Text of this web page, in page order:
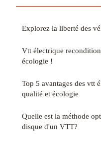
Explorez la liberté des
Vtt électrique
écologie !
Top 5 avantages des vtt
qualité et écologie
Quelle est la méthode
disque d'un VTT?